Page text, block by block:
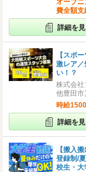
オープ
費全額支
詳細を
【スポ
激レア
い！？
株式会
他豊田市
時給
詳細を
【搬入搬
登録制/
校生・大